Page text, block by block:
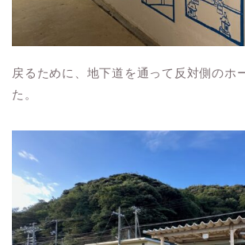
戻るために、地下道を通って反対側のホ
た。